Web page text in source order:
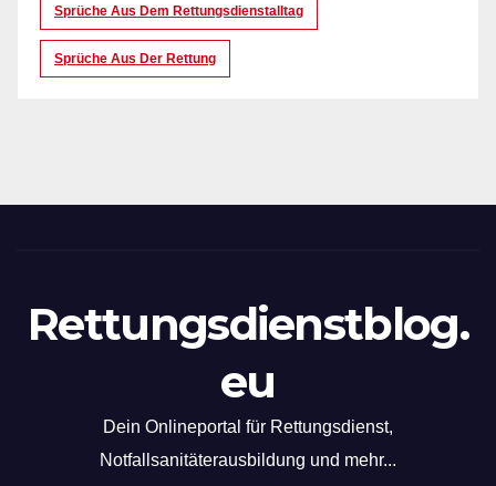
Sprüche Aus Dem Rettungsdienstalltag
Sprüche Aus Der Rettung
Rettungsdienstblog.
eu
Dein Onlineportal für Rettungsdienst,
Notfallsanitäterausbildung und mehr...